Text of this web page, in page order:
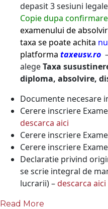
depasit 3 sesiuni
Copie dupa
examenului de
taxa se poate achita
platforma taxeusv.ro
alegeTaxa
diploma, absolvire,
Documente necesare
Cerere inscriere
descarca aici
Cerere inscriere
Cerere inscriere
Declaratie privind
se scrie integral de
lucrarii) –descarca aici
Read More